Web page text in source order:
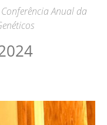
Anual da